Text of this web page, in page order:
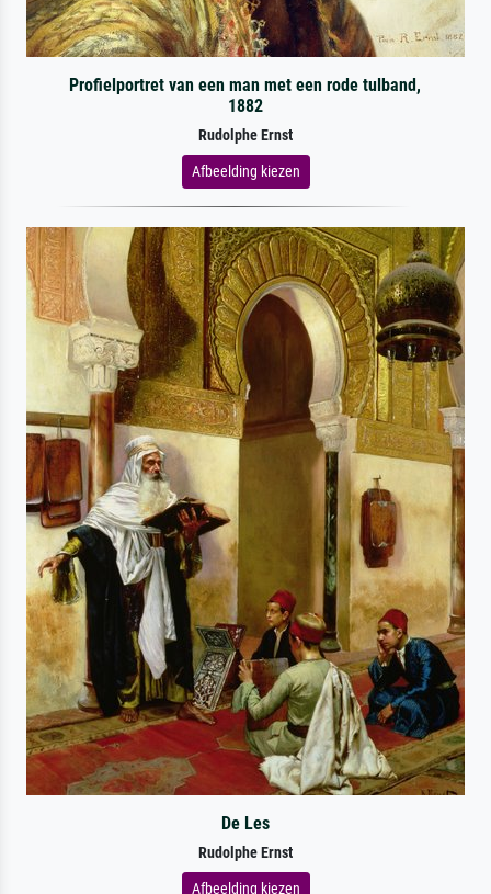
Profielportret van een man met een rode tulband,
1882
Rudolphe Ernst
Afbeelding kiezen
De Les
Rudolphe Ernst
Afbeelding kiezen